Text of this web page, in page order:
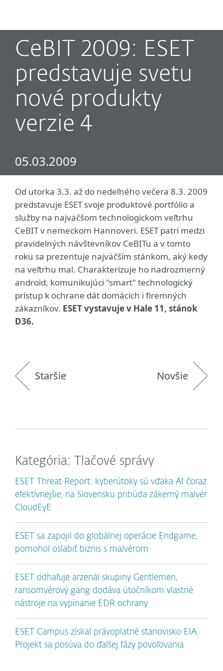
CeBIT 2009: ESET
predstavuje svetu
nové produkty
verzie 4
05.03.2009
Od utorka 3.3. až do nedeľného večera 8.3. 2009
predstavuje ESET svoje produktové portfólio a
služby na najväčšom technologickom veľtrhu
CeBIT v nemeckom Hannoveri. ESET patrí medzi
pravidelných návštevníkov CeBITu a v tomto
roku sa prezentuje najväčším stánkom, aký kedy
na veľtrhu mal. Charakterizuje ho nadrozmerný
android, komunikujúci "smart" technologický
prístup k ochrane dát domácich i firemných
zákazníkov. ESET vystavuje v Hale 11, stánok
D36.
Staršie Novšie
Kategória: Tlačové správy
ESET Threat Report: kyberútoky sú vďaka AI čoraz
efektívnejšie, na Slovensku pribúda zákerný malvér
CloudEyE
ESET sa zapojil do globálnej operácie Endgame,
pomohol oslabiť biznis s malvérom
ESET odhaľuje arzenál skupiny Gentlemen,
ransomvérový gang dodáva útočníkom vlastné
nástroje na vypínanie EDR ochrany
ESET Campus získal právoplatné stanovisko EIA.
Projekt sa posúva do ďalšej fázy povoľovania